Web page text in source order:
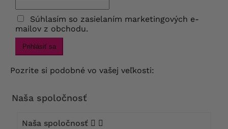
Súhlasím so zasielaním marketingových e-
mailov z obchodu.
Prihlásiť sa
Pozrite si podobné vo vašej veľkosti:
Naša spoločnosť
Naša spoločnosť  